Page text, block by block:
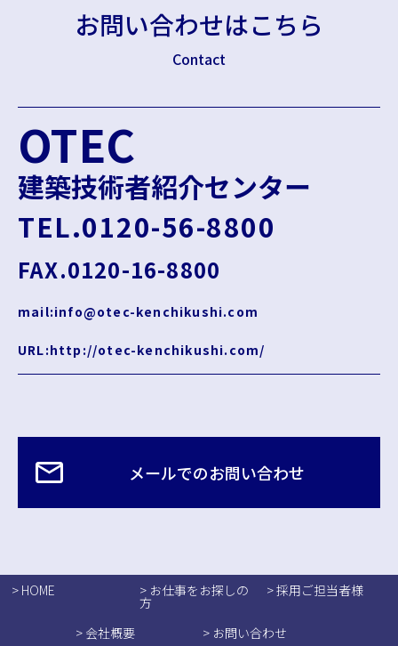
お問い合わせはこちら
Contact
OTEC
建築技術者紹介センター
TEL.0120-56-8800
FAX.0120-16-8800
mail:info@otec-kenchikushi.com
URL:http://otec-kenchikushi.com/
メールでのお問い合わせ
> HOME > お仕事をお探しの
方
> 採用ご担当者様
> 会社概要 > お問い合わせ